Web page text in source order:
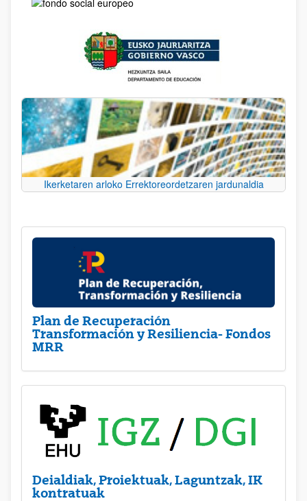
Ikerketaren arloko Errektoreordetzaren jardunaldia
Plan de Recuperación
Transformación y Resiliencia- Fondos
MRR
Deialdiak, Proiektuak, Laguntzak, IK
kontratuak